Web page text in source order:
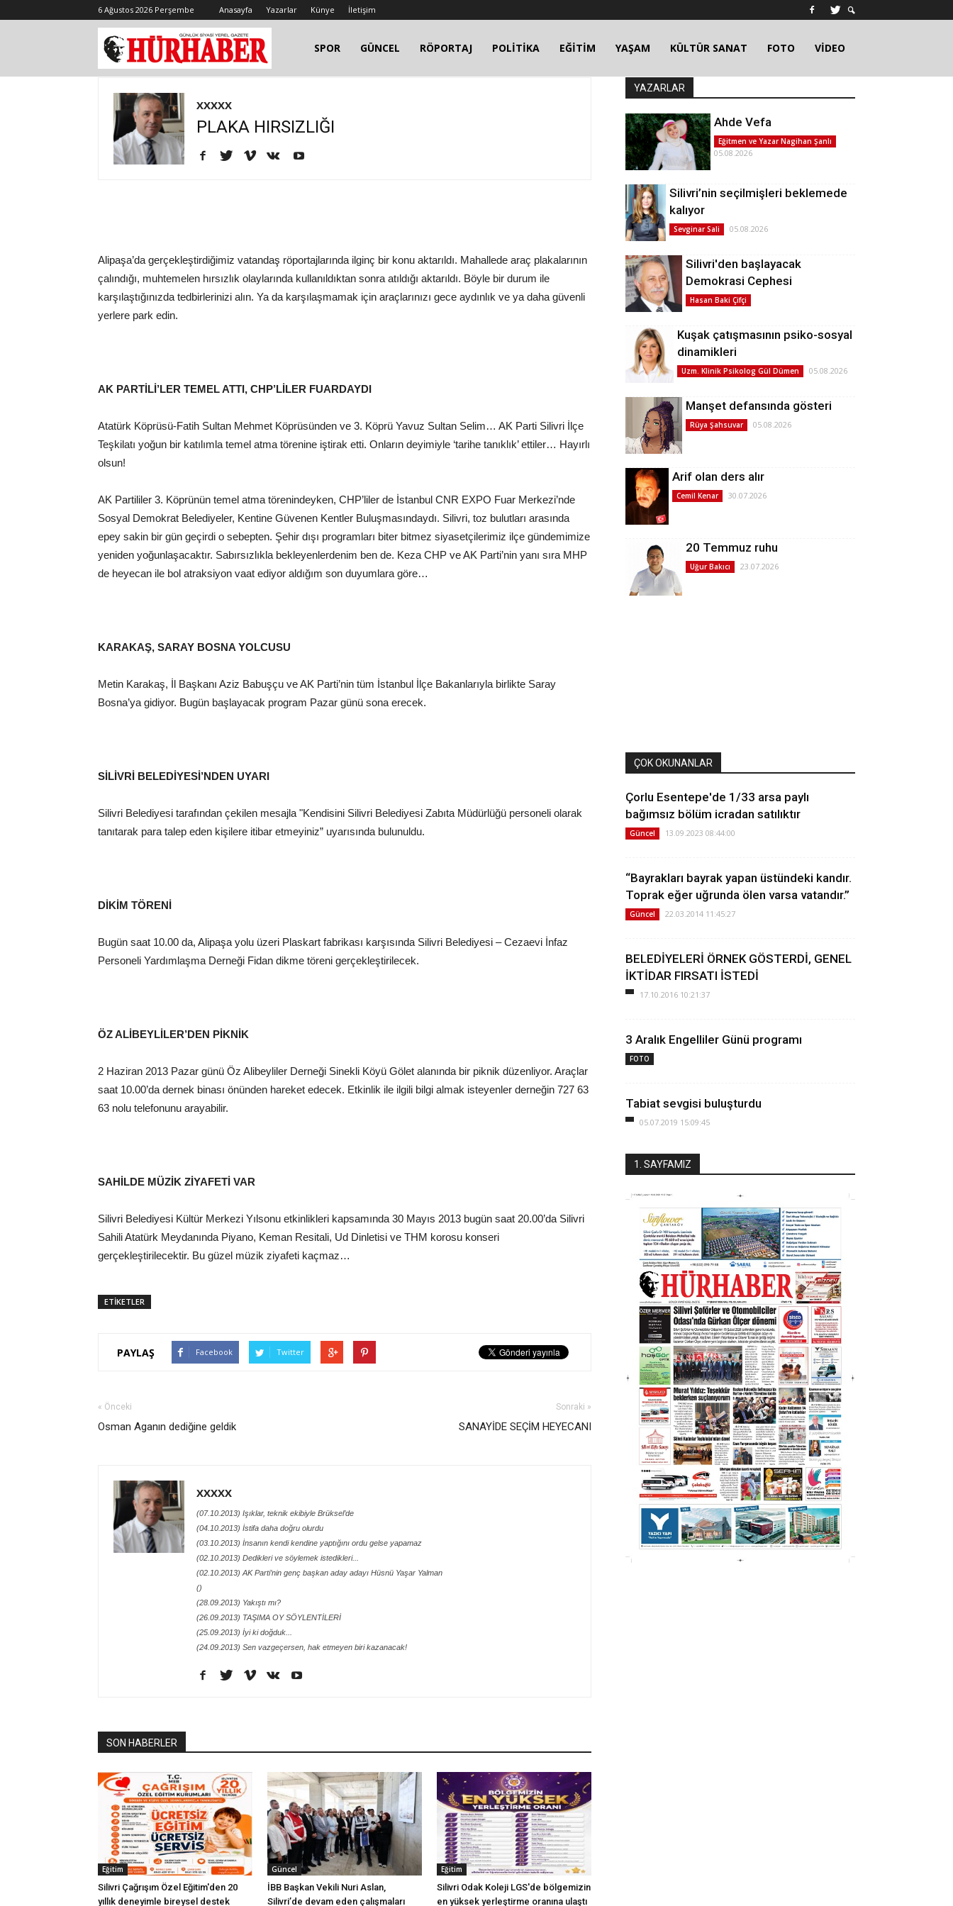
6 Ağustos 2026 Perşembe Anasayfa Yazarlar Künye İletişim
SPOR GÜNCEL RÖPORTAJ POLİTİKA EĞİTİM YAŞAM KÜLTÜR SANAT FOTO VİDEO
XXXXX
PLAKA HIRSIZLIĞI
Alipaşa’da gerçekleştirdiğimiz vatandaş röportajlarında ilginç bir konu aktarıldı. Mahallede araç plakalarının
çalındığı, muhtemelen hırsızlık olaylarında kullanıldıktan sonra atıldığı aktarıldı. Böyle bir durum ile
karşılaştığınızda tedbirlerinizi alın. Ya da karşılaşmamak için araçlarınızı gece aydınlık ve ya daha güvenli
yerlere park edin.
AK PARTİLİ’LER TEMEL ATTI, CHP’LİLER FUARDAYDI
Atatürk Köprüsü-Fatih Sultan Mehmet Köprüsünden ve 3. Köprü Yavuz Sultan Selim… AK Parti Silivri İlçe
Teşkilatı yoğun bir katılımla temel atma törenine iştirak etti. Onların deyimiyle ‘tarihe tanıklık’ ettiler… Hayırlı
olsun!
AK Partililer 3. Köprünün temel atma törenindeyken, CHP’liler de İstanbul CNR EXPO Fuar Merkezi’nde
Sosyal Demokrat Belediyeler, Kentine Güvenen Kentler Buluşmasındaydı. Silivri, toz bulutları arasında
epey sakin bir gün geçirdi o sebepten. Şehir dışı programları biter bitmez siyasetçilerimiz ilçe gündemimize
yeniden yoğunlaşacaktır. Sabırsızlıkla bekleyenlerdenim ben de. Keza CHP ve AK Parti’nin yanı sıra MHP
de heyecan ile bol atraksiyon vaat ediyor aldığım son duyumlara göre…
KARAKAŞ, SARAY BOSNA YOLCUSU
Metin Karakaş, İl Başkanı Aziz Babuşçu ve AK Parti’nin tüm İstanbul İlçe Bakanlarıyla birlikte Saray
Bosna’ya gidiyor. Bugün başlayacak program Pazar günü sona erecek.
SİLİVRİ BELEDİYESİ’NDEN UYARI
Silivri Belediyesi tarafından çekilen mesajla "Kendisini Silivri Belediyesi Zabıta Müdürlüğü personeli olarak
tanıtarak para talep eden kişilere itibar etmeyiniz” uyarısında bulunuldu.
DİKİM TÖRENİ
Bugün saat 10.00 da, Alipaşa yolu üzeri Plaskart fabrikası karşısında Silivri Belediyesi – Cezaevi İnfaz
Personeli Yardımlaşma Derneği Fidan dikme töreni gerçekleştirilecek.
ÖZ ALİBEYLİLER’DEN PİKNİK
2 Haziran 2013 Pazar günü Öz Alibeyliler Derneği Sinekli Köyü Gölet alanında bir piknik düzenliyor. Araçlar
saat 10.00’da dernek binası önünden hareket edecek. Etkinlik ile ilgili bilgi almak isteyenler derneğin 727 63
63 nolu telefonunu arayabilir.
SAHİLDE MÜZİK ZİYAFETİ VAR
Silivri Belediyesi Kültür Merkezi Yılsonu etkinlikleri kapsamında 30 Mayıs 2013 bugün saat 20.00’da Silivri
Sahili Atatürk Meydanında Piyano, Keman Resitali, Ud Dinletisi ve THM korosu konseri
gerçekleştirilecektir. Bu güzel müzik ziyafeti kaçmaz…
ETİKETLER
PAYLAŞ Facebook Twitter
« Önceki
Osman Aganın dediğine geldik
Sonraki »
SANAYİDE SEÇİM HEYECANI
XXXXX
(07.10.2013) Işıklar, teknik ekibiyle Brüksel’de
(04.10.2013) İstifa daha doğru olurdu
(03.10.2013) İnsanın kendi kendine yaptığını ordu gelse yapamaz
(02.10.2013) Dedikleri ve söylemek istedikleri...
(02.10.2013) AK Parti’nin genç başkan aday adayı Hüsnü Yaşar Yalman
()
(28.09.2013) Yakıştı mı?
(26.09.2013) TAŞIMA OY SÖYLENTİLERİ
(25.09.2013) İyi ki doğduk...
(24.09.2013) Sen vazgeçersen, hak etmeyen biri kazanacak!
SON HABERLER
Eğitim
Silivri Çağrışım Özel Eğitim'den 20
yıllık deneyimle bireysel destek
Güncel
İBB Başkan Vekili Nuri Aslan,
Silivri’de devam eden çalışmaları
Eğitim
Silivri Odak Koleji LGS'de bölgemizin
en yüksek yerleştirme oranına ulaştı
YAZARLAR
Ahde Vefa
Eğitmen ve Yazar Nagihan Şanlı
05.08.2026
Silivri’nin seçilmişleri beklemede
kalıyor
Sevginar Sali 05.08.2026
Silivri'den başlayacak
Demokrasi Cephesi
Hasan Baki Çifçi
Kuşak çatışmasının psiko-sosyal
dinamikleri
Uzm. Klinik Psikolog Gül Dümen 05.08.2026
Manşet defansında gösteri
Rüya Şahsuvar 05.08.2026
Arif olan ders alır
Cemil Kenar 30.07.2026
20 Temmuz ruhu
Uğur Bakıcı 23.07.2026
ÇOK OKUNANLAR
Çorlu Esentepe'de 1/33 arsa paylı
bağımsız bölüm icradan satılıktır
Güncel 13.09.2023 08:44:00
“Bayrakları bayrak yapan üstündeki kandır.
Toprak eğer uğrunda ölen varsa vatandır.”
Güncel 22.03.2014 11:45:27
BELEDİYELERİ ÖRNEK GÖSTERDİ, GENEL
İKTİDAR FIRSATI İSTEDİ
17.10.2016 10:21:37
3 Aralık Engelliler Günü programı
FOTO
Tabiat sevgisi buluşturdu
05.07.2019 15:09:45
1. SAYFAMIZ